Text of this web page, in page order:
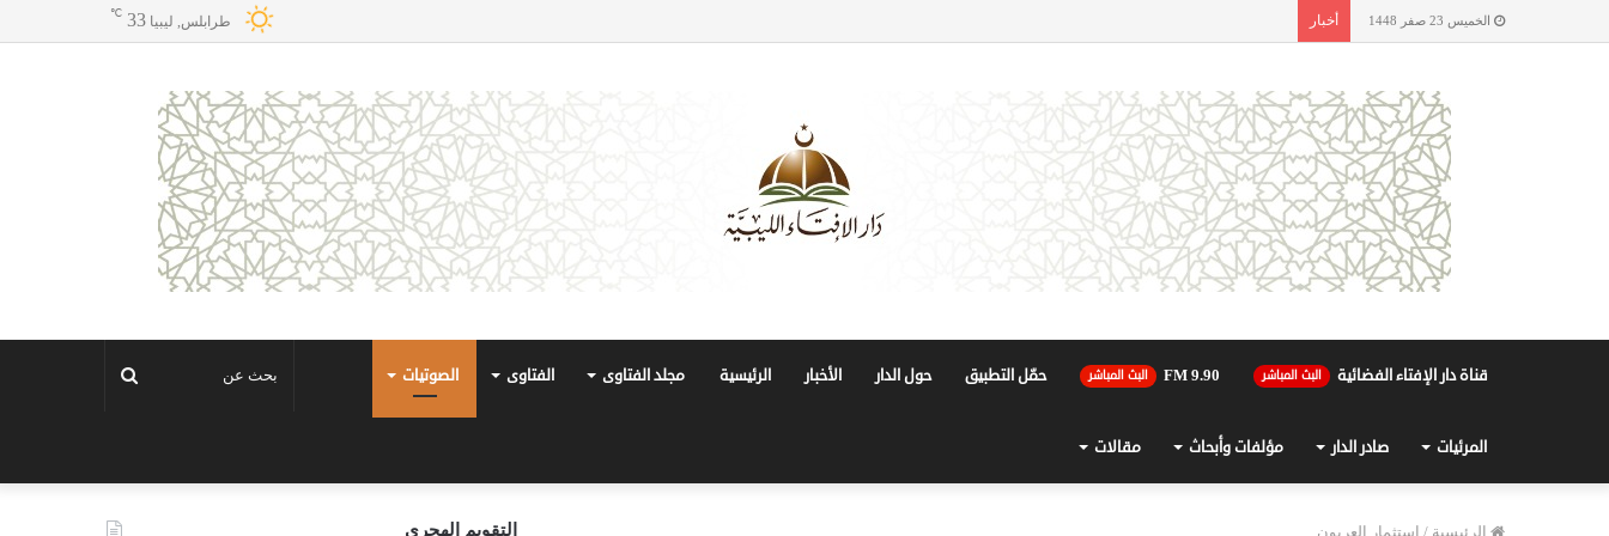
الخميس 23 صفر 1448 أخبار طرابلس, ليبيا 33
℃
قناة دار الإفتاء الفضائية البث المباشر 90.FM 9 البث المباشر حمّل التطبيق حول الدار الأخبار الرئيسية مجلد الفتاوى الفتاوى الصوتيات
المرئيات صادر الدار مؤلفات وأبحاث مقالات
الرئيسية / استثمار العربون التقويم الهجري